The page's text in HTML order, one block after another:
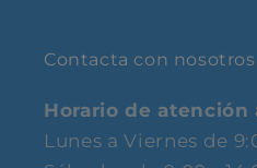
Contacta con nosotros
Horario de atención
Lunes a Viernes de